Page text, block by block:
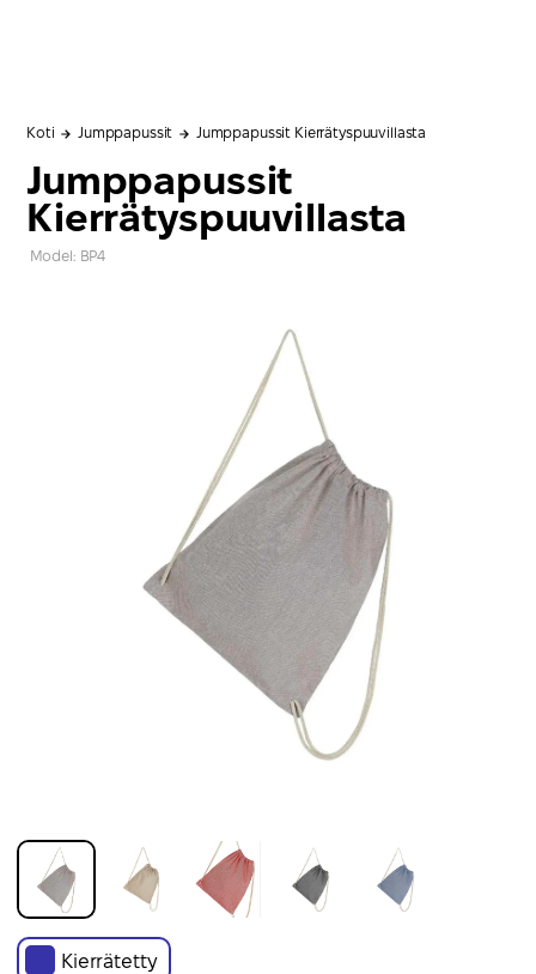
Koti Jumppapussit Jumppapussit Kierrätyspuuvillasta
Jumppapussit
Kierrätyspuuvillasta
Model: BP4
Kierrätetty